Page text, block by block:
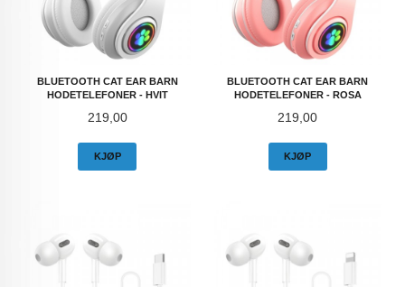
BLUETOOTH CAT EAR BARN
HODETELEFONER - HVIT
Pris
219,00
KJØP
BLUETOOTH CAT EAR BARN
HODETELEFONER - ROSA
Pris
219,00
KJØP